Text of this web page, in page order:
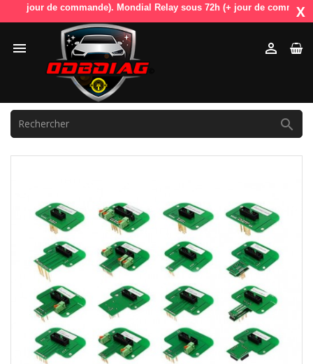
jour de commande). Mondial Relay sous 72h (+ jour de commande).X
 
